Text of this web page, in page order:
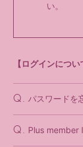
い。
【ログインにつ
Q. パスワードを
Q. Plus member